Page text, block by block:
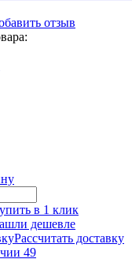
отзыв
в 1 клик
дешевле
Рассчитать доставку
49